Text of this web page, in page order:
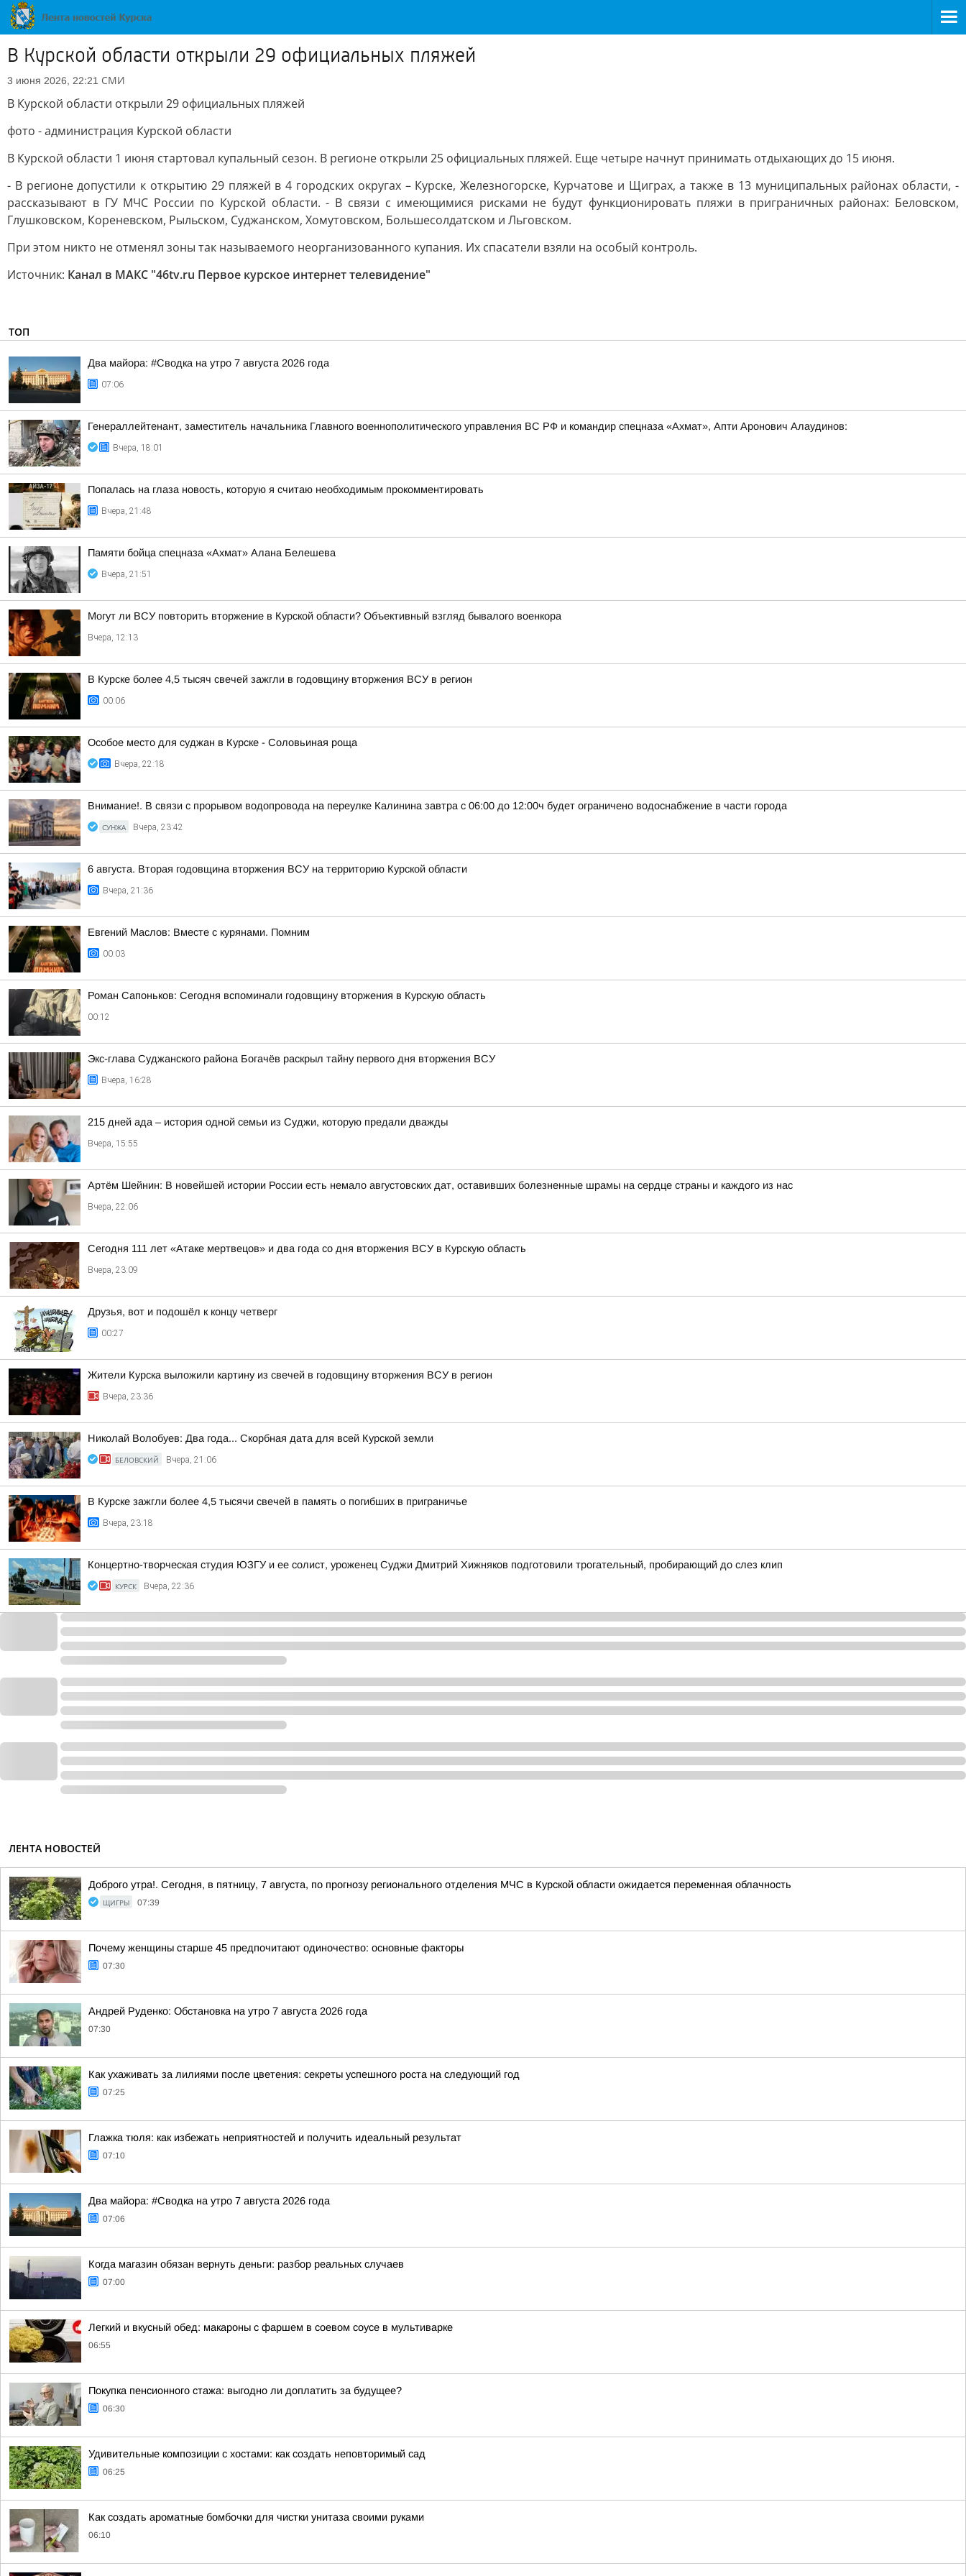
В Курской области открыли 29 официальных пляжей
3 июня 2026, 22:21 СМИ
В Курской области открыли 29 официальных пляжей
фото - администрация Курской области
В Курской области 1 июня стартовал купальный сезон. В регионе открыли 25 официальных пляжей. Еще четыре начнут принимать отдыхающих до 15 июня.
- В регионе допустили к открытию 29 пляжей в 4 городских округах – Курске, Железногорске, Курчатове и Щиграх, а также в 13 муниципальных районах области, -
рассказывают в ГУ МЧС России по Курской области. - В связи с имеющимися рисками не будут функционировать пляжи в приграничных районах: Беловском,
Глушковском, Кореневском, Рыльском, Суджанском, Хомутовском, Большесолдатском и Льговском.
При этом никто не отменял зоны так называемого неорганизованного купания. Их спасатели взяли на особый контроль.
Источник: Канал в МАКС "46tv.ru Первое курское интернет телевидение"
ТОП
Два майора: #Сводка на утро 7 августа 2026 года
07:06
Генераллейтенант, заместитель начальника Главного военнополитического управления ВС РФ и командир спецназа «Ахмат», Апти Аронович Алаудинов:
Вчера, 18:01
Попалась на глаза новость, которую я считаю необходимым прокомментировать
Вчера, 21:48
Памяти бойца спецназа «Ахмат» Алана Белешева
Вчера, 21:51
Могут ли ВСУ повторить вторжение в Курской области? Объективный взгляд бывалого военкора
Вчера, 12:13
В Курске более 4,5 тысяч свечей зажгли в годовщину вторжения ВСУ в регион
00:06
Особое место для суджан в Курске - Соловьиная роща
Вчера, 22:18
Внимание!. В связи с прорывом водопровода на переулке Калинина завтра с 06:00 до 12:00ч будет ограничено водоснабжение в части города
СУНЖА Вчера, 23:42
6 августа. Вторая годовщина вторжения ВСУ на территорию Курской области
Вчера, 21:36
Евгений Маслов: Вместе с курянами. Помним
00:03
Роман Сапоньков: Сегодня вспоминали годовщину вторжения в Курскую область
00:12
Экс-глава Суджанского района Богачёв раскрыл тайну первого дня вторжения ВСУ
Вчера, 16:28
215 дней ада – история одной семьи из Суджи, которую предали дважды
Вчера, 15:55
Артём Шейнин: В новейшей истории России есть немало августовских дат, оставивших болезненные шрамы на сердце страны и каждого из нас
Вчера, 22:06
Сегодня 111 лет «Атаке мертвецов» и два года со дня вторжения ВСУ в Курскую область
Вчера, 23:09
Друзья, вот и подошёл к концу четверг
00:27
Жители Курска выложили картину из свечей в годовщину вторжения ВСУ в регион
Вчера, 23:36
Николай Волобуев: Два года... Скорбная дата для всей Курской земли
БЕЛОВСКИЙ Вчера, 21:06
В Курске зажгли более 4,5 тысячи свечей в память о погибших в приграничье
Вчера, 23:18
Концертно-творческая студия ЮЗГУ и ее солист, уроженец Суджи Дмитрий Хижняков подготовили трогательный, пробирающий до слез клип
КУРСК Вчера, 22:36
ЛЕНТА НОВОСТЕЙ
Доброго утра!. Сегодня, в пятницу, 7 августа, по прогнозу регионального отделения МЧС в Курской области ожидается переменная облачность
ЩИГРЫ 07:39
Почему женщины старше 45 предпочитают одиночество: основные факторы
07:30
Андрей Руденко: Обстановка на утро 7 августа 2026 года
07:30
Как ухаживать за лилиями после цветения: секреты успешного роста на следующий год
07:25
Глажка тюля: как избежать неприятностей и получить идеальный результат
07:10
Два майора: #Сводка на утро 7 августа 2026 года
07:06
Когда магазин обязан вернуть деньги: разбор реальных случаев
07:00
Легкий и вкусный обед: макароны с фаршем в соевом соусе в мультиварке
06:55
Покупка пенсионного стажа: выгодно ли доплатить за будущее?
06:30
Удивительные композиции с хостами: как создать неповторимый сад
06:25
Как создать ароматные бомбочки для чистки унитаза своими руками
06:10